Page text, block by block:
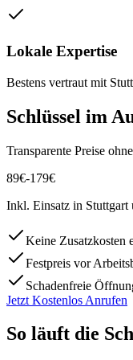
Lokale Expertise
Bestens vertraut mit
Schlüssel im
Transparente Preise
89€-179€
Inkl. Einsatz in Stuttgart
Keine Zusatzkosten
Festpreis vor
Schadenfreie
Jetzt Kostenlos Anrufen
So läuft die